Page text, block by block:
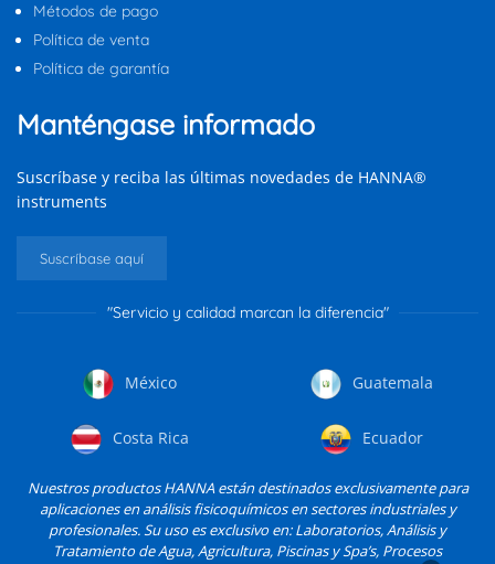
Métodos de pago
Política de venta
Política de garantía
Manténgase informado
Suscríbase y reciba las últimas novedades de HANNA®
instruments
Suscríbase aquí
"Servicio y calidad marcan la diferencia"
México Guatemala
Costa Rica Ecuador
Nuestros productos HANNA están destinados exclusivamente para
aplicaciones en análisis fisicoquímicos en sectores industriales y
profesionales. Su uso es exclusivo en: Laboratorios, Análisis y
Tratamiento de Agua, Agricultura, Piscinas y Spa’s, Procesos